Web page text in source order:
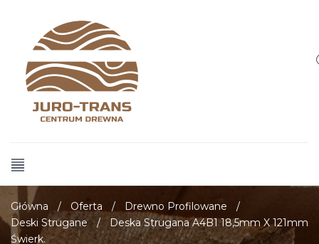
Główna / Oferta / Drewno Profilowane
/
Deski Strugane
/
Deska Strugana A4B1 18,5mm X 121mm
Świerk.